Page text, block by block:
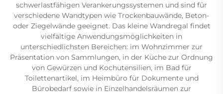
schwerlastfähigen Verankerungssystemen und sind für
verschiedene Wandtypen wie Trockenbauwände, Beton-
oder Ziegelwände geeignet. Das kleine Wandregal findet
vielfältige Anwendungsmöglichkeiten in
unterschiedlichsten Bereichen: im Wohnzimmer zur
Präsentation von Sammlungen, in der Küche zur Ordnung
von Gewürzen und Kochutensilien, im Bad für
Toilettenartikel, im Heimbüro für Dokumente und
Bürobedarf sowie in Einzelhandelsräumen zur